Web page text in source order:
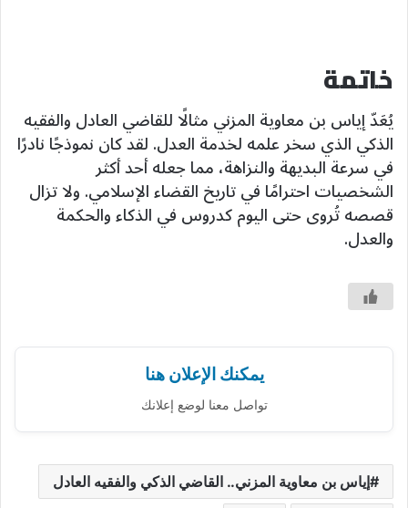
خاتمة
يُعَدّ إياس بن معاوية المزني مثالًا للقاضي العادل والفقيه
الذكي الذي سخر علمه لخدمة العدل. لقد كان نموذجًا نادرًا
في سرعة البديهة والنزاهة، مما جعله أحد أكثر
الشخصيات احترامًا في تاريخ القضاء الإسلامي. ولا تزال
قصصه تُروى حتى اليوم كدروس في الذكاء والحكمة
والعدل.
يمكنك الإعلان هنا
تواصل معنا لوضع إعلانك
إياس بن معاوية المزني.. القاضي الذكي والفقيه العادل